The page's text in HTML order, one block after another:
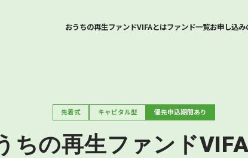
おうちの再生ファンドVIFAとはファンド一覧お申し込み
先着式 キャピタル型 優先申込期間あり
ちの再生ファンド